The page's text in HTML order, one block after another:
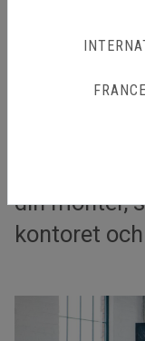
En
din monter,
kontoret
FRANCE